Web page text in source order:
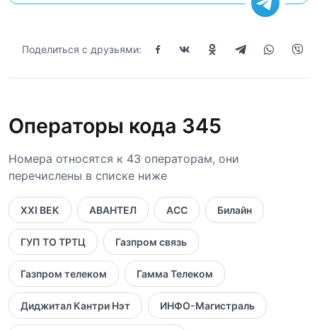
Поделиться с друзьями:
Операторы кода 345
Номера относятся к 43 операторам, они
перечислены в списке ниже
XXI ВЕК АВАНТЕЛ АСС Билайн
ГУП ТО ТРТЦ Газпром связь
Газпром телеком Гамма Телеком
Диджитал Кантри Нэт ИНФО-Магистраль